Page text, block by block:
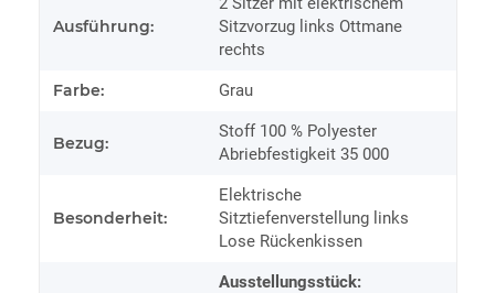
Ausführung:
Sitzvorzug links Ottmane
rechts
Farbe: Grau
Bezug:
Stoff 100 % Polyester
Abriebfestigkeit 35 000
Besonderheit:
Elektrische
Sitztiefenverstellung links
Lose Rückenkissen
Ausstellungsstück: